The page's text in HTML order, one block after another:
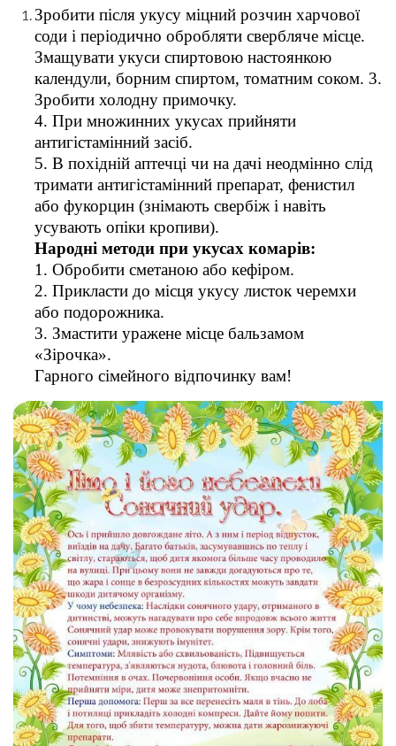
Зробити після укусу міцний розчин харчової
соди і періодично обробляти свербляче місце.
Змащувати укуси спиртовою настоянкою
календули, борним спиртом, томатним соком. 3.
Зробити холодну примочку.
4. При множинних укусах прийняти
антигістамінний засіб.
5. В похідній аптечці чи на дачі неодмінно слід
тримати антигістамінний препарат, фенистил
або фукорцин (знімають свербіж і навіть
усувають опіки кропиви).
Народні методи при укусах комарів:
1. Обробити сметаною або кефіром.
2. Прикласти до місця укусу листок черемхи
або подорожника.
3. Змастити уражене місце бальзамом
«Зірочка».
Гарного сімейного відпочинку вам!